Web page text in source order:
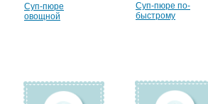
Суп-пюре
овощной
Суп-пюре по-
быстрому